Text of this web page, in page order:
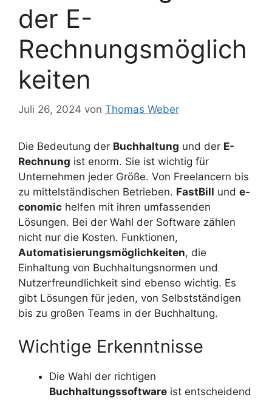
der E-
Rechnungsmöglich
keiten
Juli 26, 2024 von Thomas Weber
Die Bedeutung der Buchhaltung und der E-
Rechnung ist enorm. Sie ist wichtig für
Unternehmen jeder Größe. Von Freelancern bis
zu mittelständischen Betrieben. FastBill und e-
conomic helfen mit ihren umfassenden
Lösungen. Bei der Wahl der Software zählen
nicht nur die Kosten. Funktionen,
Automatisierungsmöglichkeiten, die
Einhaltung von Buchhaltungsnormen und
Nutzerfreundlichkeit sind ebenso wichtig. Es
gibt Lösungen für jeden, von Selbstständigen
bis zu großen Teams in der Buchhaltung.
Wichtige Erkenntnisse
Die Wahl der richtigen
Buchhaltungssoftware ist entscheidend